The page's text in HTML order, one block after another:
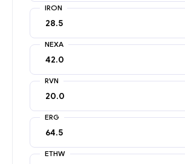
IRON
NEXA
RVN
ERG
ETHW